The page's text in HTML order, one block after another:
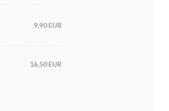
9,90 EUR
16,50 EUR